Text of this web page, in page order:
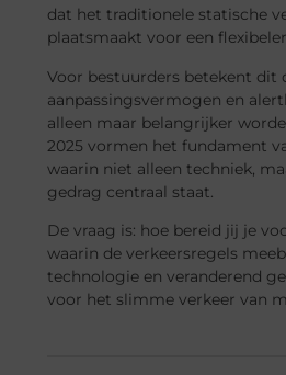
dat het traditionele statische
plaatsmaakt voor een
Voor bestuurders betekent dit
aanpassingsvermogen en
alleen maar belangrijker
2025 vormen het fundament
waarin niet alleen techniek,
gedrag centraal staat.
De vraag is: hoe bereid jij je
waarin de verkeersregels
technologie en veranderend
voor het slimme verkeer van